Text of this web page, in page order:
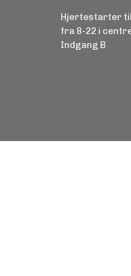
Hjertestarter
fra 8-22 i
Indgang B